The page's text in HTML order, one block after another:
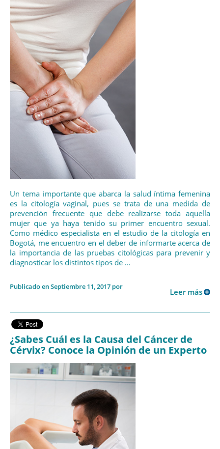
Un tema importante que abarca la salud íntima femenina
es la citología vaginal, pues se trata de una medida de
prevención frecuente que debe realizarse toda aquella
mujer que ya haya tenido su primer encuentro sexual.
Como médico especialista en el estudio de la citología en
Bogotá, me encuentro en el deber de informarte acerca de
la importancia de las pruebas citológicas para prevenir y
diagnosticar los distintos tipos de ...
Publicado en Septiembre 11, 2017 por
Leer más
¿Sabes Cuál es la Causa del Cáncer de
Cérvix? Conoce la Opinión de un Experto